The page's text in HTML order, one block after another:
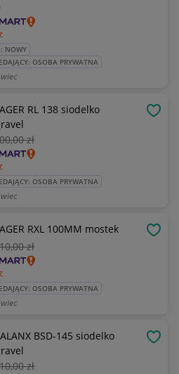
NOWY
OSOBA PRYWATNA
RL 138 siodelko
,00 zł
OSOBA PRYWATNA
RXL 100MM mostek
,00 zł
OSOBA PRYWATNA
BSD-145 siodelko
,00 zł